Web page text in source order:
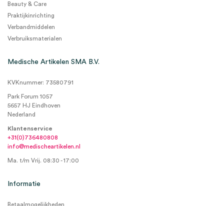
Beauty & Care
Praktijkinrichting
Verbandmiddelen
Verbruiksmaterialen
Medische Artikelen SMA B.V.
KVKnummer: 73580791
Park Forum 1057
5657 HJ Eindhoven
Nederland
Klantenservice
+31(0)736480808
info@medischeartikelen.nl
Ma. t/m Vrij. 08:30 - 17:00
Informatie
Betaalmogelijkheden